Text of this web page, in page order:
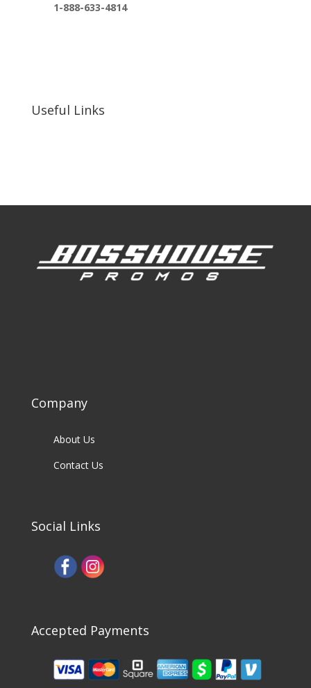
1-888-633-4814
Useful Links
Company
About Us
Contact Us
Social Links
Accepted Payments